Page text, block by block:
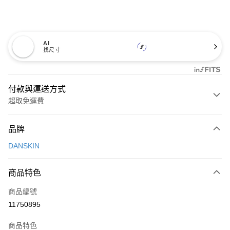
AI
找尺寸
付款與運送方式
超取免運費
信用卡一次付款
LINE Pay
Apple Pay
品牌
DANSKIN
商品特色
商品編號
11750895
商品特色